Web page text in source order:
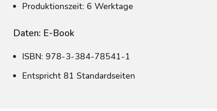
Produktionszeit: 6 Werktage
Daten: E-Book
ISBN: 978-3-384-78541-1
Entspricht 81 Standardseiten